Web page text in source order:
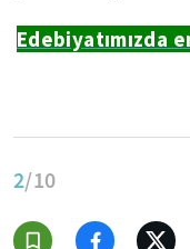
Edebiyatımızda
2/10